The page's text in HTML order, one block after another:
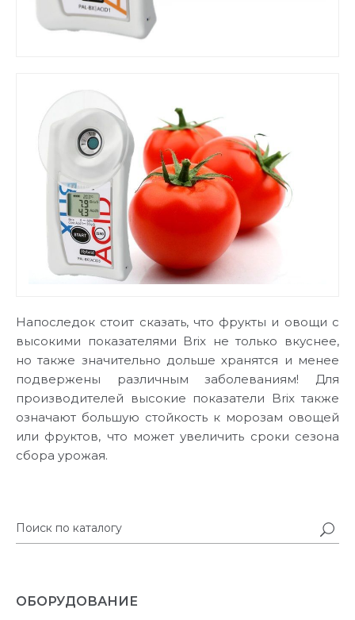
Напоследок стоит сказать, что фрукты и овощи с
высокими показателями Brix не только вкуснее,
но также значительно дольше хранятся и менее
подвержены различным заболеваниям! Для
производителей высокие показатели Brix также
означают большую стойкость к морозам овощей
или фруктов, что может увеличить сроки сезона
сбора урожая.
ОБОРУДОВАНИЕ